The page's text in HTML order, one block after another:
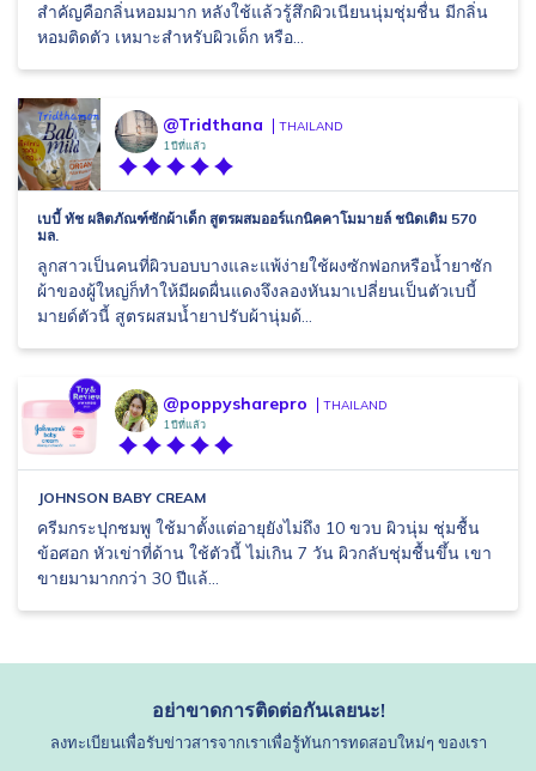
สำคัญคือกลิ่นหอมมาก หลังใช้แล้วรู้สึกผิวเนียนนุ่มชุ่มชื่น มีกลิ่น
หอมติดตัว เหมาะสำหรับผิวเด็ก หรือ...
@Tridthana THAILAND
1 ปีที่แล้ว
เบบี้ ทัช ผลิตภัณฑ์ซักผ้าเด็ก สูตรผสมออร์แกนิคคาโมมายล์ ชนิดเติม 570
มล.
ลูกสาวเป็นคนที่ผิวบอบบางและแพ้ง่ายใช้ผงซักฟอกหรือน้ำยาซัก
ผ้าของผู้ใหญ่ก็ทำให้มีผดผื่นแดงจึงลองหันมาเปลี่ยนเป็นตัวเบบี้
มายด์ตัวนี้ สูตรผสมน้ำยาปรับผ้านุ่มด้...
@poppysharepro THAILAND
1 ปีที่แล้ว
JOHNSON BABY CREAM
ครีมกระปุกชมพู ใช้มาตั้งแต่อายุยังไม่ถึง 10 ขวบ ผิวนุ่ม ชุ่มชื้น
ข้อศอก หัวเข่าที่ด้าน ใช้ตัวนี้ ไม่เกิน 7 วัน ผิวกลับชุ่มชื้นขึ้น เขา
ขายมามากกว่า 30 ปีแล้...
อย่าขาดการติดต่อกันเลยนะ!
ลงทะเบียนเพื่อรับข่าวสารจากเราเพื่อรู้ทันการทดสอบใหม่ๆ ของเรา